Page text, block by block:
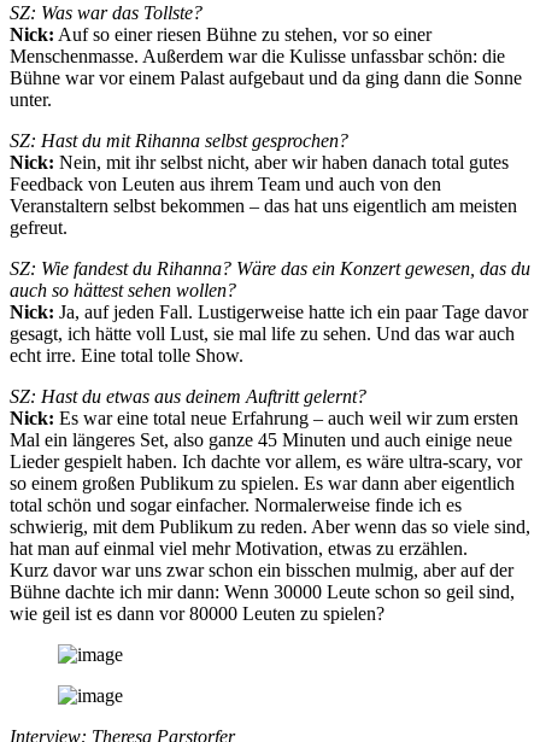
SZ: Was war das Tollste?
Nick: Auf so einer riesen Bühne zu stehen, vor so einer
Menschenmasse. Außerdem war die Kulisse unfassbar schön: die
Bühne war vor einem Palast aufgebaut und da ging dann die Sonne
unter.
SZ: Hast du mit Rihanna selbst gesprochen?
Nick: Nein, mit ihr selbst nicht, aber wir haben danach total gutes
Feedback von Leuten aus ihrem Team und auch von den
Veranstaltern selbst bekommen – das hat uns eigentlich am meisten
gefreut.
SZ: Wie fandest du Rihanna? Wäre das ein Konzert gewesen, das du
auch so hättest sehen wollen?
Nick: Ja, auf jeden Fall. Lustigerweise hatte ich ein paar Tage davor
gesagt, ich hätte voll Lust, sie mal life zu sehen. Und das war auch
echt irre. Eine total tolle Show.
SZ: Hast du etwas aus deinem Auftritt gelernt?
Nick: Es war eine total neue Erfahrung – auch weil wir zum ersten
Mal ein längeres Set, also ganze 45 Minuten und auch einige neue
Lieder gespielt haben. Ich dachte vor allem, es wäre ultra-scary, vor
so einem großen Publikum zu spielen. Es war dann aber eigentlich
total schön und sogar einfacher. Normalerweise finde ich es
schwierig, mit dem Publikum zu reden. Aber wenn das so viele sind,
hat man auf einmal viel mehr Motivation, etwas zu erzählen.
Kurz davor war uns zwar schon ein bisschen mulmig, aber auf der
Bühne dachte ich mir dann: Wenn 30000 Leute schon so geil sind,
wie geil ist es dann vor 80000 Leuten zu spielen?
Interview: Theresa Parstorfer